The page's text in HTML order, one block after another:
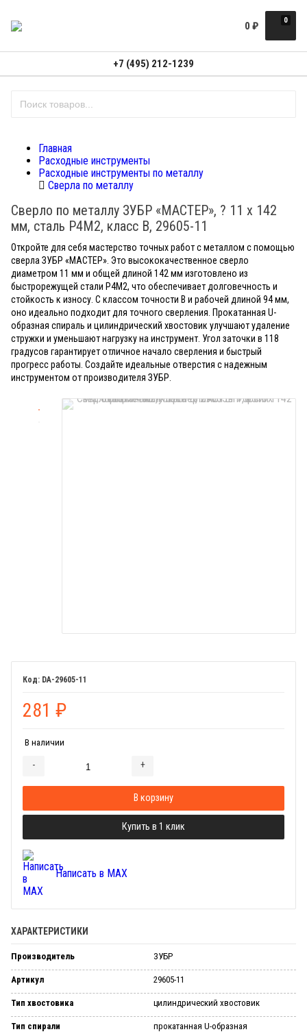
0
0 ₽
+7 (495) 212-1239
Главная
Расходные инструменты
Расходные инструменты по металлу
Сверла по металлу
Сверло по металлу ЗУБР «МАСТЕР», ? 11 x 142
мм, сталь Р4М2, класс В, 29605-11
Откройте для себя мастерство точных работ с металлом с помощью
сверла ЗУБР «МАСТЕР». Это высококачественное сверло
диаметром 11 мм и общей длиной 142 мм изготовлено из
быстрорежущей стали Р4М2, что обеспечивает долговечность и
стойкость к износу. С классом точности В и рабочей длиной 94 мм,
оно идеально подходит для точного сверления. Прокатанная U-
образная спираль и цилиндрический хвостовик улучшают удаление
стружки и уменьшают нагрузку на инструмент. Угол заточки в 118
градусов гарантирует отличное начало сверления и быстрый
прогресс работы. Создайте идеальные отверстия с надежным
инструментом от производителя ЗУБР.
DA-29605-11
281 ₽
В наличии
- +
В корзину
Купить в 1 клик
Написать в MAX
ХАРАКТЕРИСТИКИ
Производитель ЗУБР
Артикул 29605-11
Тип хвостовика цилиндрический хвостовик
Тип спирали прокатанная U-образная